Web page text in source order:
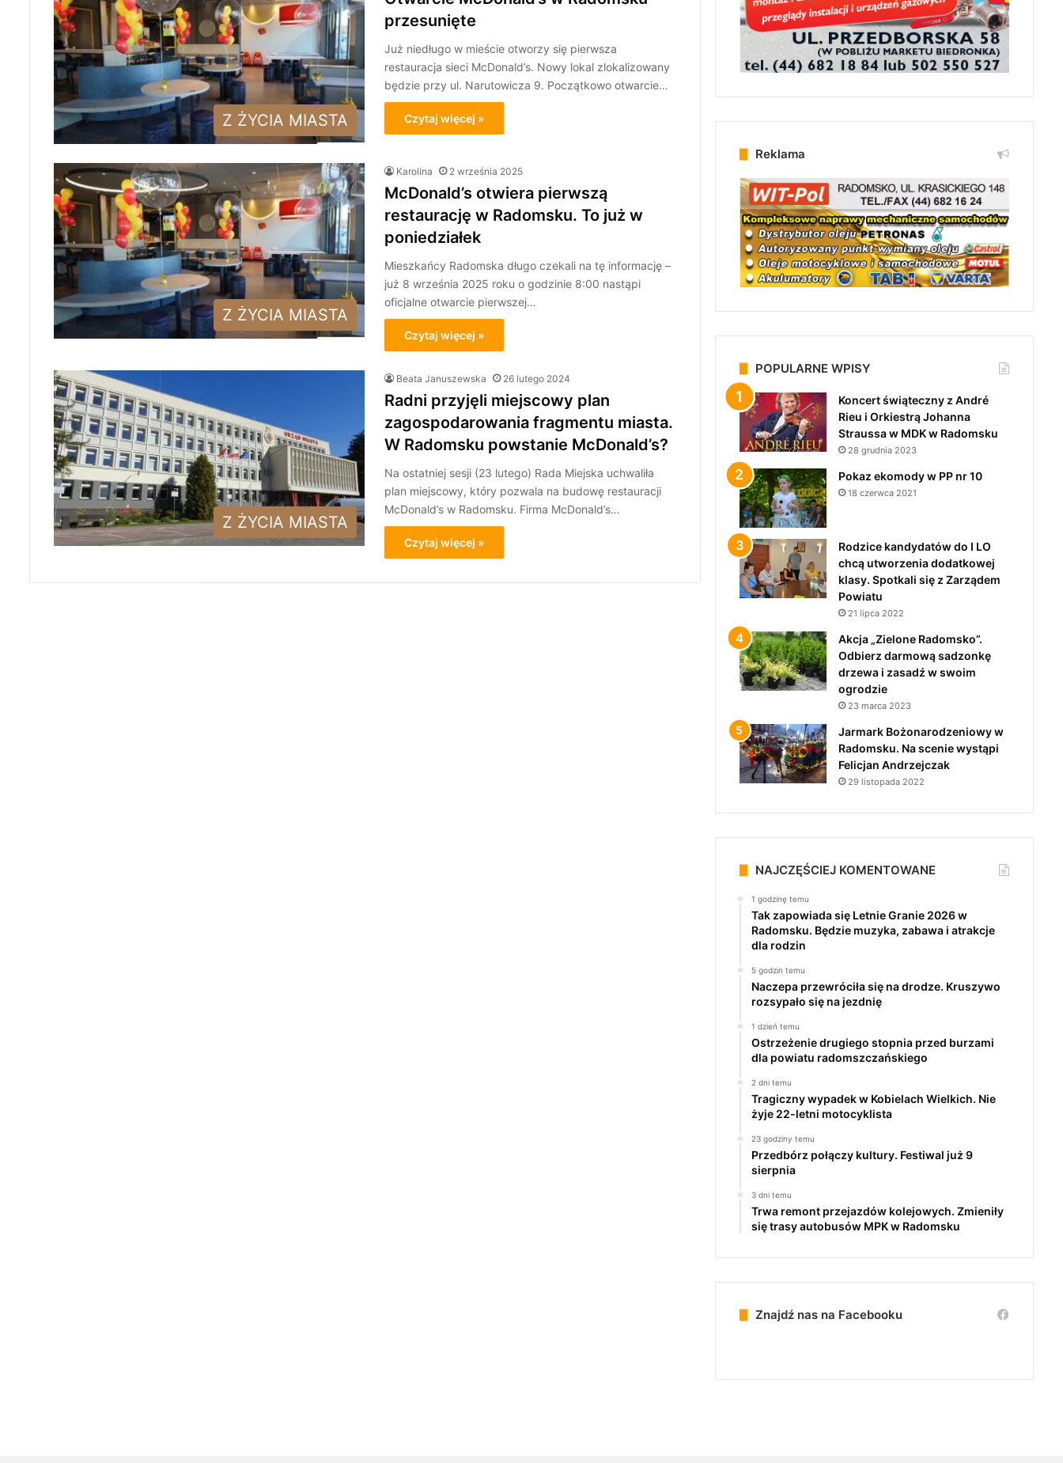
Z ŻYCIA MIASTA
przesunięte
Już niedługo w mieście otworzy się pierwsza
restauracja sieci McDonald’s. Nowy lokal zlokalizowany
będzie przy ul. Narutowicza 9. Początkowo otwarcie…
Czytaj więcej »
Z ŻYCIA MIASTA
Karolina 2 września 2025
McDonald’s otwiera pierwszą
restaurację w Radomsku. To już w
poniedziałek
Mieszkańcy Radomska długo czekali na tę informację –
już 8 września 2025 roku o godzinie 8:00 nastąpi
oficjalne otwarcie pierwszej…
Czytaj więcej »
Z ŻYCIA MIASTA
Beata Januszewska 26 lutego 2024
Radni przyjęli miejscowy plan
zagospodarowania fragmentu miasta.
W Radomsku powstanie McDonald’s?
Na ostatniej sesji (23 lutego) Rada Miejska uchwaliła
plan miejscowy, który pozwala na budowę restauracji
McDonald’s w Radomsku. Firma McDonald’s…
Czytaj więcej »
Reklama
POPULARNE WPISY
Koncert świąteczny z André
Rieu i Orkiestrą Johanna
Straussa w MDK w Radomsku
28 grudnia 2023
Pokaz ekomody w PP nr 10
18 czerwca 2021
Rodzice kandydatów do I LO
chcą utworzenia dodatkowej
klasy. Spotkali się z Zarządem
Powiatu
21 lipca 2022
Akcja „Zielone Radomsko”.
Odbierz darmową sadzonkę
drzewa i zasadź w swoim
ogrodzie
23 marca 2023
Jarmark Bożonarodzeniowy w
Radomsku. Na scenie wystąpi
Felicjan Andrzejczak
29 listopada 2022
NAJCZĘŚCIEJ KOMENTOWANE
1 godzinę temu
Tak zapowiada się Letnie Granie 2026 w
Radomsku. Będzie muzyka, zabawa i atrakcje
dla rodzin
5 godzin temu
Naczepa przewróciła się na drodze. Kruszywo
rozsypało się na jezdnię
1 dzień temu
Ostrzeżenie drugiego stopnia przed burzami
dla powiatu radomszczańskiego
2 dni temu
Tragiczny wypadek w Kobielach Wielkich. Nie
żyje 22-letni motocyklista
23 godziny temu
Przedbórz połączy kultury. Festiwal już 9
sierpnia
3 dni temu
Trwa remont przejazdów kolejowych. Zmieniły
się trasy autobusów MPK w Radomsku
Znajdź nas na Facebooku